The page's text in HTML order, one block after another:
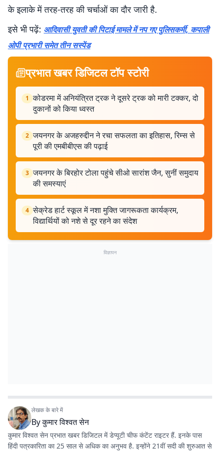
के इलाके में तरह-तरह की चर्चाओं का दौर जारी है.
इसे भी पढ़ें: आदिवासी युवती की पिटाई मामले में नप गए पुलिसकर्मी, कपाली
ओपी प्रभारी समेत तीन सस्पेंड
प्रभात खबर डिजिटल टॉप स्टोरी
1 कोडरमा में अनियंत्रित ट्रक ने दूसरे ट्रक को मारी टक्कर, दो
दुकानों को किया ध्वस्त
2 जयनगर के अजहरुद्दीन ने रचा सफलता का इतिहास, रिम्स से
पूरी की एमबीबीएस की पढ़ाई
3 जयनगर के बिरहोर टोला पहुंचे सीओ सारांश जैन, सुनीं समुदाय
की समस्याएं
4 सेक्रेड हार्ट स्कूल में नशा मुक्ति जागरूकता कार्यक्रम,
विद्यार्थियों को नशे से दूर रहने का संदेश
विज्ञापन
लेखक के बारे में
Byकुमार विश्वत सेन
कुमार विश्वत सेन प्रभात खबर डिजिटल में डेप्यूटी चीफ कंटेंट राइटर हैं. इनके पास
हिंदी पत्रकारिता का 25 साल से अधिक का अनुभव है. इन्होंने 21वीं सदी की शुरुआत से